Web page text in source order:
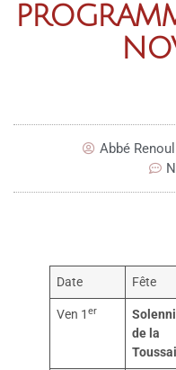
Abbé Renoul
Date Fête
Ven 1er
de la